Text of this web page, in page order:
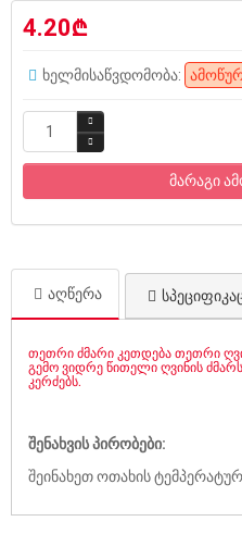
4.20₾
ხელმისაწვდომობა:
მარაგი
აღწერა
თეთრი ძმარი კეთდება თეთრი
გემო ვიდრე წითელი ღვინის
კერძებს.
შენახვის პირობები:
შეინახეთ ოთახის